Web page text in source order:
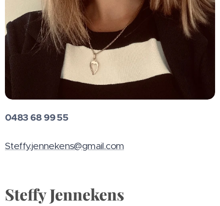
0483 68 99 55
Steffy.jennekens@gmail.com
Steffy Jennekens